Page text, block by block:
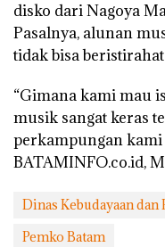
disko dari Nagoya
Pasalnya, alunan
tidak bisa
“Gimana kami mau
musik sangat keras
perkampungan kami
BATAMINFO.co.id,
Dinas Kebudayaan dan
Pemko Batam